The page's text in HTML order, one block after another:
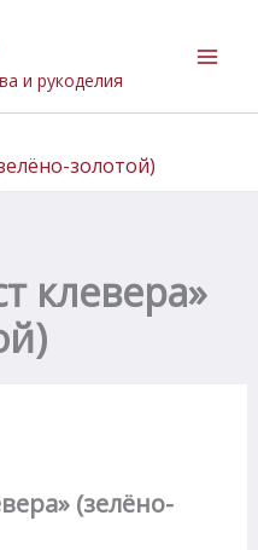
и рукоделия
золотой)
клевера»
(зелёно-